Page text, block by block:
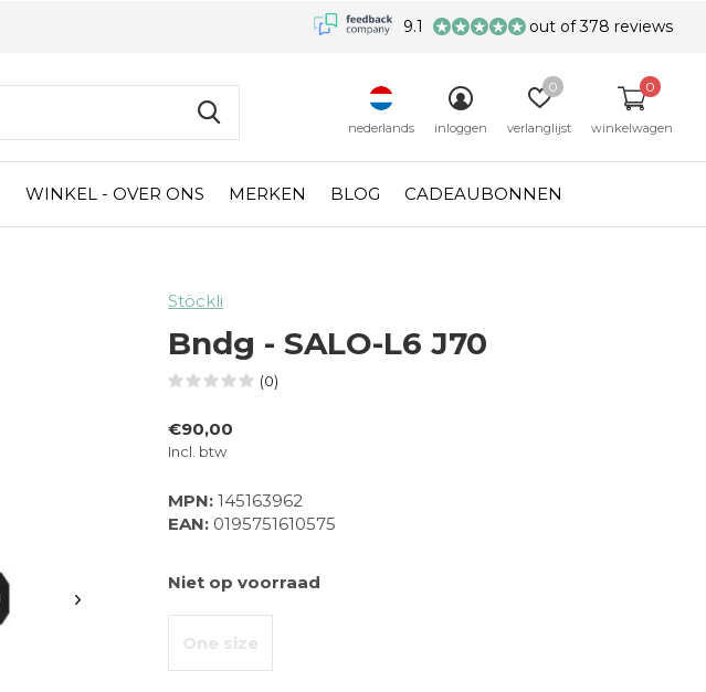
WINKEL - OVER ONS MERKEN BLOG CADEAUBONNEN
nederlands inloggen verlanglijst
0
winkelwagen
0
9.1 out of 378 reviews
Stöckli
Bndg - SALO-L6 J70
(0)
€90,00
Incl. btw
MPN: 145163962
EAN: 0195751610575
Niet op voorraad
One size